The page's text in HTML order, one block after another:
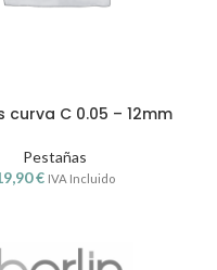
curva C 0.05 – 12mm
Pestañas
€ IVA Incluido